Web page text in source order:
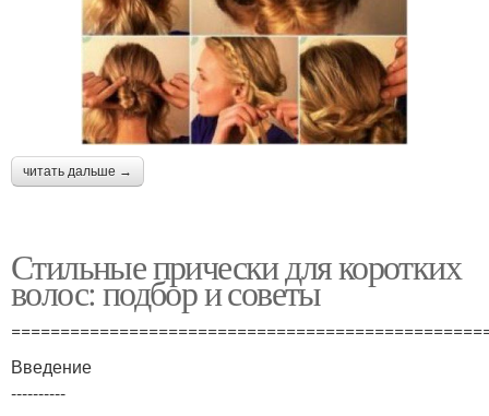
читать дальше →
Стильные прически для коротких
волос: подбор и советы
Введение
----------